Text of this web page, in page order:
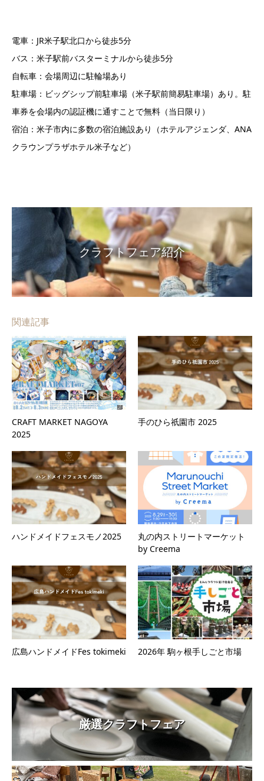
電車：JR米子駅北口から徒歩5分
バス：米子駅前バスターミナルから徒歩5分
自転車：会場周辺に駐輪場あり
駐車場：ビッグシップ前駐車場（米子駅前簡易駐車場）あり。駐
車券を会場内の認証機に通すことで無料（当日限り）
宿泊：米子市内に多数の宿泊施設あり（ホテルアジェンダ、ANA
クラウンプラザホテル米子など）
クラフトフェア紹介
関連記事
CRAFT MARKET NAGOYA
2025
手のひら祇園市 2025
ハンドメイドフェスモノ2025
丸の内ストリートマーケット
by Creema
広島ハンドメイドFes tokimeki 2026年 駒ヶ根手しごと市場
厳選クラフトフェア